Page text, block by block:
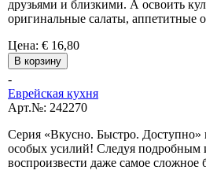
друзьями и близкими. А освоить
оригинальные салаты,
Цена: € 16,80
-
Еврейская кухня
Арт.№: 242270
Серия «Вкусно. Быстро. Доступно»
особых усилий! Следуя
воспроизвести даже самое